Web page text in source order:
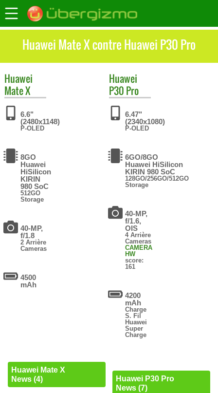
Huawei Mate X contre Huawei P30 Pro
Huawei
Mate X
6.6"
(2480x1148)
P-OLED
8GO
Huawei
HiSilicon
KIRIN
980 SoC
512GO
Storage
40-MP,
f/1.8
2 Arrière
Cameras
4500
mAh
Huawei Mate X
News (4)
Huawei
P30 Pro
6.47"
(2340x1080)
P-OLED
6GO/8GO
Huawei HiSilicon
KIRIN 980 SoC
128GO/256GO/512GO
Storage
40-MP,
f/1.6,
OIS
4 Arrière
Cameras
CAMERA
HW
score:
161
4200
mAh
Charge
S. Fil
Huawei
Super
Charge
Huawei P30 Pro
News (7)